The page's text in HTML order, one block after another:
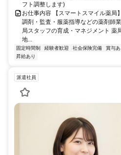
フト調整します)
お仕事内容 【スマートスマイル薬局
調剤・監査・服薬指導などの薬剤師
局スタッフの育成・マネジメント 薬
地...
固定時間制 経験者歓迎 社会保険完備 賞与あ
昇給あり
派遣社員